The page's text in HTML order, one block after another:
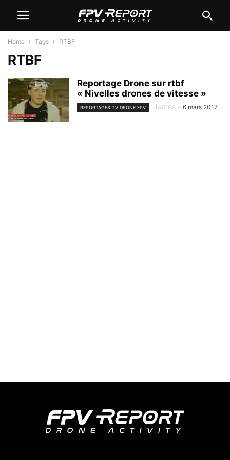
Home Tags RTBF
RTBF
Reportage Drone sur rtbf
« Nivelles drones de vitesse »
REPORTAGES TV DRONE FPV James - 6 mars 2017